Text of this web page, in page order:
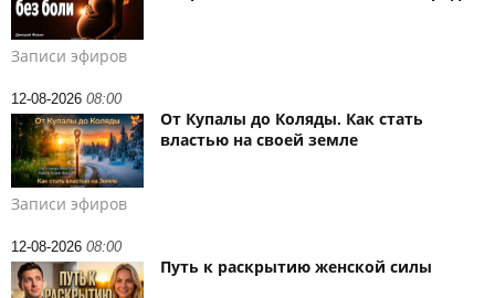
Записи эфиров
12-08-2026 08:00
От Купалы до Коляды. Как стать
властью на своей земле
Записи эфиров
12-08-2026 08:00
Путь к раскрытию женской силы